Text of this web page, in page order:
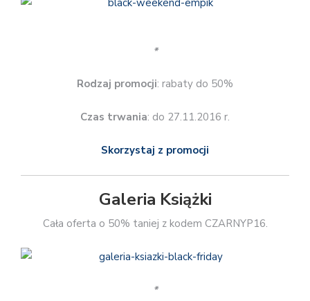
*
Rodzaj promocji: rabaty do 50%
Czas trwania: do 27.11.2016 r.
Skorzystaj z promocji
Galeria Książki
Cała oferta o 50% taniej z kodem CZARNYP16.
*